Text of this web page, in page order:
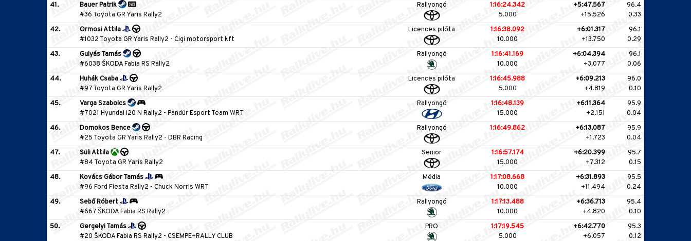
41.
Bauer Patrik
#36 Toyota GR Yaris Rally2
Rallyongó
1:16:24.342
5.000
+5:47.567
+15.526
96.4
0.33
42.
Ormosi Attila
#1032 Toyota GR Yaris Rally2 - Cigi motorsport kft
Licences pilóta
1:16:38.092
10.000
+6:01.317
+13.750
96.1
0.29
43.
Gulyás Tamás
#6038 ŠKODA Fabia RS Rally2
Rallyongó
1:16:41.169
10.000
+6:04.394
+3.077
96.1
0.06
44.
Huhák Csaba
#97 Toyota GR Yaris Rally2
Licences pilóta
1:16:45.988
5.000
+6:09.213
+4.819
96.0
0.10
45.
Varga Szabolcs
#7021 Hyundai i20 N Rally2 - Pandúr Esport Team WRT
Rallyongó
1:16:48.139
15.000
+6:11.364
+2.151
95.9
0.04
46.
Domokos Bence
#25 Toyota GR Yaris Rally2 - DBR Racing
Rallyongó 1:16:49.862
+6:13.087
+1.723
95.9
0.04
47.
Süli Attila
#84 Toyota GR Yaris Rally2
Senior
1:16:57.174
15.000
+6:20.399
+7.312
95.7
0.15
48.
Kovács Gábor Tamás
#96 Ford Fiesta Rally2 - Chuck Norris WRT
Média
1:17:08.668
10.000
+6:31.893
+11.494
95.5
0.24
49.
Sebő Róbert
#667 ŠKODA Fabia RS Rally2
Rallyongó
1:17:13.488
10.000
+6:36.713
+4.820
95.4
0.10
50.
Gergelyi Tamás
#20 ŠKODA Fabia RS Rally2 - CSEMPE+RALLY CLUB
PRO
1:17:19.545
5.000
+6:42.770
+6.057
95.3
0.12